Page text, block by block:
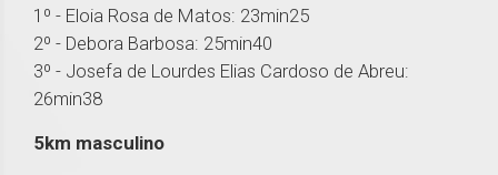
1º - Eloia Rosa de Matos: 23min25
2º - Debora Barbosa: 25min40
3º - Josefa de Lourdes Elias Cardoso de Abreu:
26min38
5km masculino